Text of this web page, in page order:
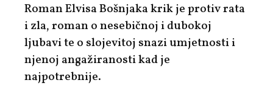
Roman Elvisa Bošnjaka krik je protiv rata
i zla, roman o nesebičnoj i dubokoj
ljubavi te o slojevitoj snazi umjetnosti i
njenoj angažiranosti kad je
najpotrebnije.